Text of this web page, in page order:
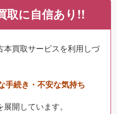
取に自信あり!!
買取サービスを利用しづ
手続き・不安な気持ち
開しています。